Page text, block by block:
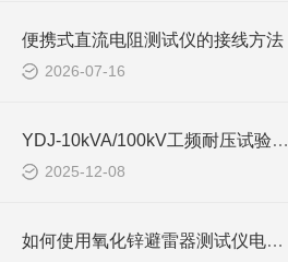
便携式直流电阻测试仪的接线方法
2026-07-16
YDJ-10kVA/100kV工频耐压试验装置适用于哪些行业
2025-12-08
如何使用氧化锌避雷器测试仪电压取样试验